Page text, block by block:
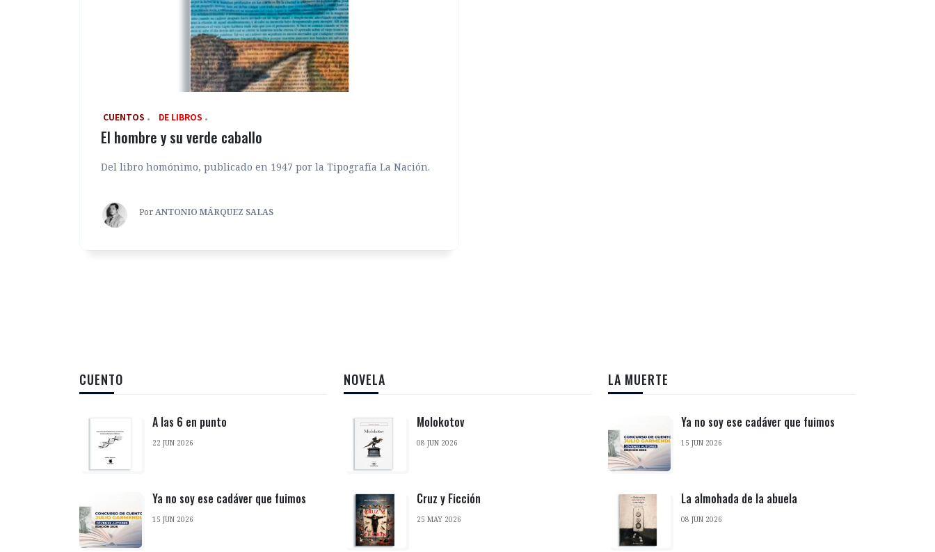
‎ CUENTOS DE LIBROS
El hombre y su verde caballo
Del libro homónimo, publicado en 1947 por la Tipografía La Nación.
PorANTONIO MÁRQUEZ SALAS
CUENTO
A las 6 en punto
22 JUN 2026
Ya no soy ese cadáver que fuimos
15 JUN 2026
NOVELA
Molokotov
08 JUN 2026
Cruz y Ficción
25 MAY 2026
LA MUERTE
Ya no soy ese cadáver que fuimos
15 JUN 2026
La almohada de la abuela
08 JUN 2026